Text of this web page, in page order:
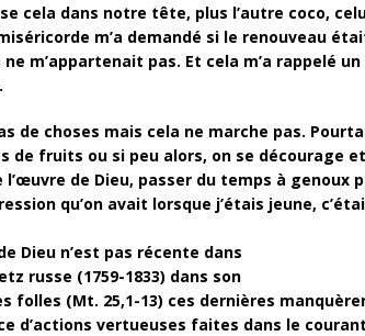
cela dans notre tête, plus l’autre coco,
m’a demandé si le renouveau
m’appartenait pas. Et cela m’a rappelé
choses mais cela ne marche pas.
de fruits ou si peu alors, on se décourage
de Dieu, passer du temps à genoux
qu’on avait lorsque j’étais jeune,
Dieu n’est pas récente dans
russe (1759-1833) dans son
(Mt. 25,1-13) ces dernières
d’actions vertueuses faites dans le